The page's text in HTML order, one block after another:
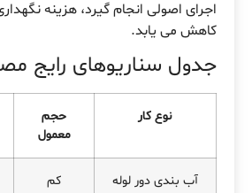
اجرای اصولی انجام گیرد، هزینه
کاهش می یابد.
جدول سناریوهای رایج
نوع کار
حجم
معمول
آب بندی دور لوله کم